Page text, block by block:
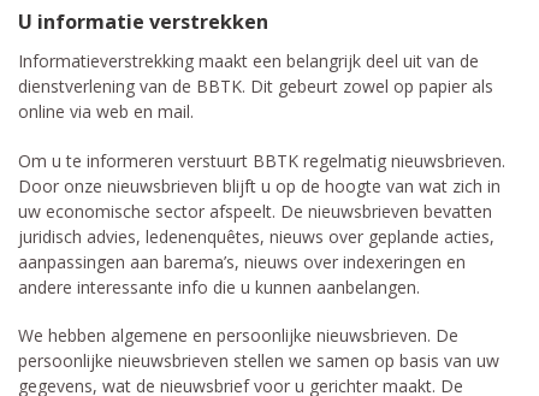
U informatie verstrekken
Informatieverstrekking maakt een belangrijk deel uit van de
dienstverlening van de BBTK. Dit gebeurt zowel op papier als
online via web en mail.
Om u te informeren verstuurt BBTK regelmatig nieuwsbrieven.
Door onze nieuwsbrieven blijft u op de hoogte van wat zich in
uw economische sector afspeelt. De nieuwsbrieven bevatten
juridisch advies, ledenenquêtes, nieuws over geplande acties,
aanpassingen aan barema’s, nieuws over indexeringen en
andere interessante info die u kunnen aanbelangen.
We hebben algemene en persoonlijke nieuwsbrieven. De
persoonlijke nieuwsbrieven stellen we samen op basis van uw
gegevens, wat de nieuwsbrief voor u gerichter maakt. De